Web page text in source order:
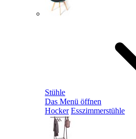
Stühle
Das Menü öffnen
Hocker Esszimmerstühle